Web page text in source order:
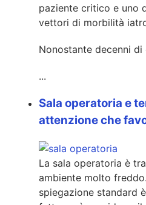
paziente critico e uno
vettori di morbilità
Nonostante decenni
...
Sala operatoria e
attenzione che
La sala operatoria è
ambiente molto
spiegazione standard